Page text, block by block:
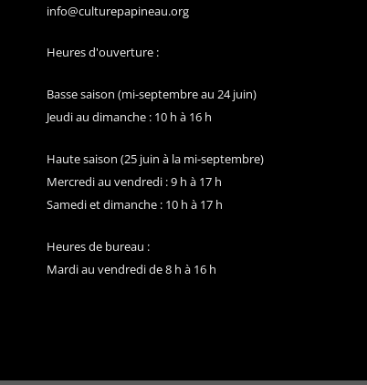
info@culturepapineau.org
Heures d'ouverture :
Basse saison (mi-septembre au 24 juin)
Jeudi au dimanche : 10 h à 16 h
Haute saison (25 juin à la mi-septembre)
Mercredi au vendredi : 9 h à 17 h
Samedi et dimanche : 10 h à 17 h
Heures de bureau :
Mardi au vendredi de 8 h à 16 h